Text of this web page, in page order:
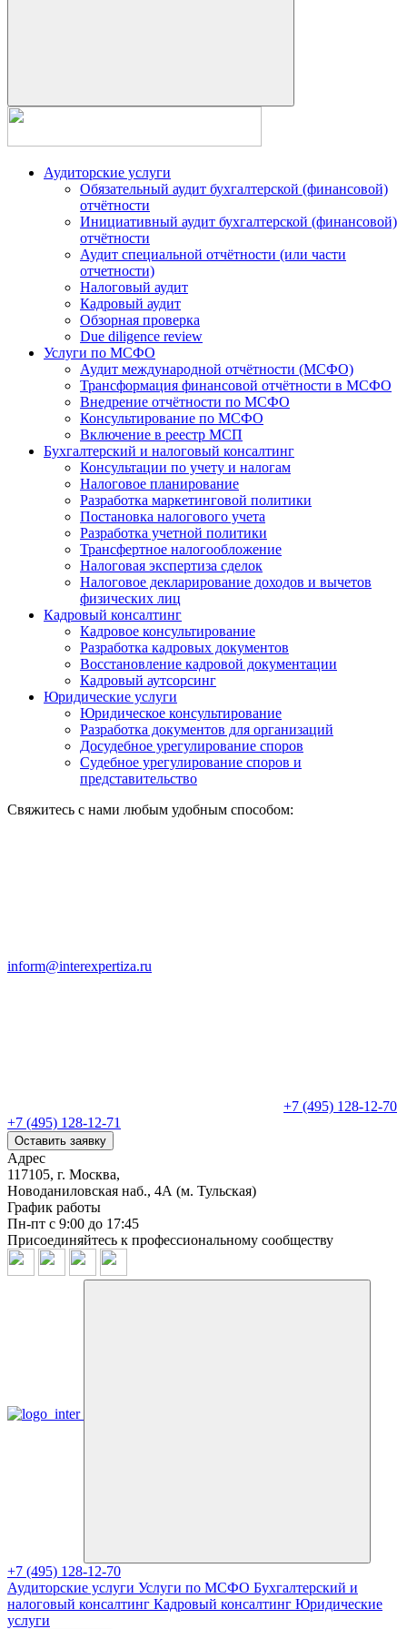
Аудиторские услуги
Обязательный аудит бухгалтерской (финансовой)
отчётности
Инициативный аудит бухгалтерской (финансовой)
отчётности
Аудит специальной отчётности (или части
отчетности)
Налоговый аудит
Кадровый аудит
Обзорная проверка
Due diligence review
Услуги по МСФО
Аудит международной отчётности (МСФО)
Трансформация финансовой отчётности в МСФО
Внедрение отчётности по МСФО
Консультирование по МСФО
Включение в реестр МСП
Бухгалтерский и налоговый консалтинг
Консультации по учету и налогам
Налоговое планирование
Разработка маркетинговой политики
Постановка налогового учета
Разработка учетной политики
Трансфертное налогообложение
Налоговая экспертиза сделок
Налоговое декларирование доходов и вычетов
физических лиц
Кадровый консалтинг
Кадровое консультирование
Разработка кадровых документов
Восстановление кадровой документации
Кадровый аутсорсинг
Юридические услуги
Юридическое консультирование
Разработка документов для организаций
Досудебное урегулирование споров
Судебное урегулирование споров и
представительство
Свяжитесь с нами любым удобным способом:
inform@interexpertiza.ru
+7 (495) 128-12-70
+7 (495) 128-12-71
Оставить заявку
Адрес
117105, г. Москва,
Новоданиловская наб., 4А (м. Тульская)
График работы
Пн-пт с 9:00 до 17:45
Присоединяйтесь к профессиональному сообществу
+7 (495) 128-12-70
Аудиторские услуги Услуги по МСФО Бухгалтерский и
налоговый консалтинг Кадровый консалтинг Юридические
услуги